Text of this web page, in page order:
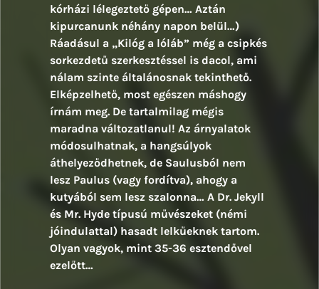
kórházi lélegeztető gépen… Aztán
kipurcanunk néhány napon belül…)
Ráadásul a „Kilóg a lóláb” még a csipkés
sorkezdetű szerkesztéssel is dacol, ami
nálam szinte általánosnak tekinthető.
Elképzelhető, most egészen máshogy
írnám meg. De tartalmilag mégis
maradna változatlanul! Az árnyalatok
módosulhatnak, a hangsúlyok
áthelyeződhetnek, de Saulusból nem
lesz Paulus (vagy fordítva), ahogy a
kutyából sem lesz szalonna… A Dr. Jekyll
és Mr. Hyde típusú művészeket (némi
jóindulattal) hasadt lelkűeknek tartom.
Olyan vagyok, mint 35-36 esztendővel
ezelőtt…